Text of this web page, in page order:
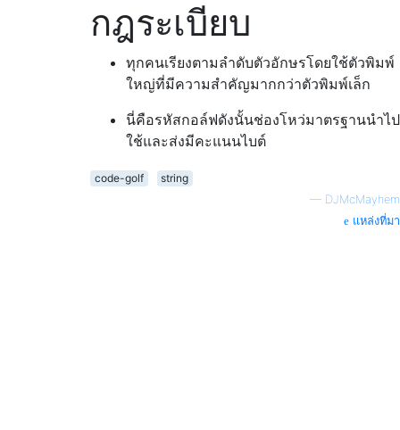
กฎระเบียบ
ทุกคนเรียงตามลำดับตัวอักษรโดยใช้ตัวพิมพ์
ใหญ่ที่มีความสำคัญมากกว่าตัวพิมพ์เล็ก
นี่คือรหัสกอล์ฟดังนั้นช่องโหว่มาตรฐานนำไป
ใช้และส่งมีคะแนนไบต์
code-golf
string
— DJMcMayhem
แหล่งที่มา